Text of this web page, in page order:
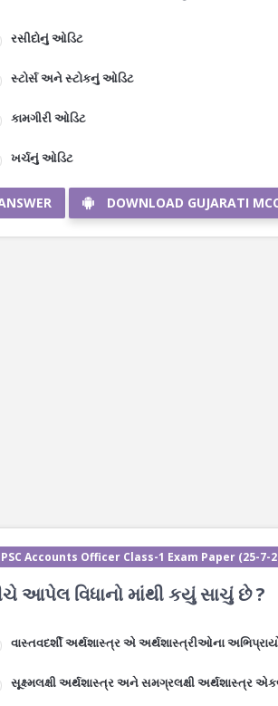
રસીદોનું ઓડિટ
સ્ટોર્સ અને સ્ટોકનું ઓડિટ
કામગીરી ઓડિટ
ખર્ચનું ઓડિટ
DOWNLOAD GUJARATI
Accounts Officer Class-1 Exam Paper (25-7-
આપેલ વિધાનો માંથી કયું સાચું છે ?
વાસ્તવદર્શી અર્થશાસ્ત્ર એ અર્થશાસ્ત્રીઓના
સૂક્ષ્મલક્ષી અર્થશાસ્ત્ર અને સમગ્રલક્ષી અર્થશાસ્ત્ર